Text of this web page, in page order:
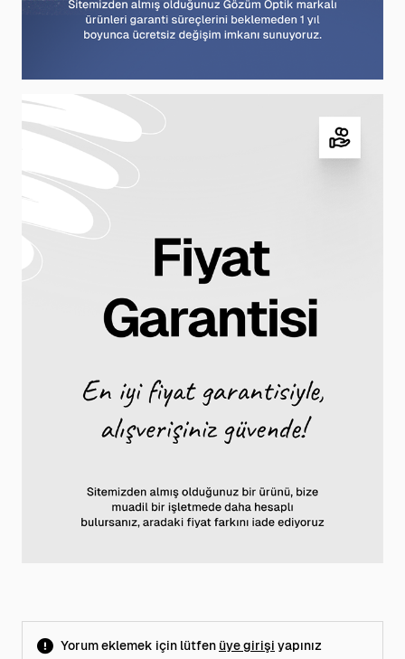
Yorum eklemek için lütfen üye girişi yapınız